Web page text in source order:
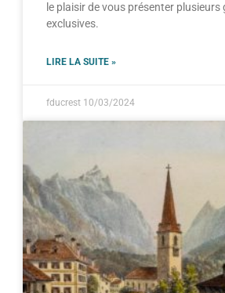
le plaisir de vous présenter
exclusives.
LIRE LA SUITE »
fducrest 10/03/2024